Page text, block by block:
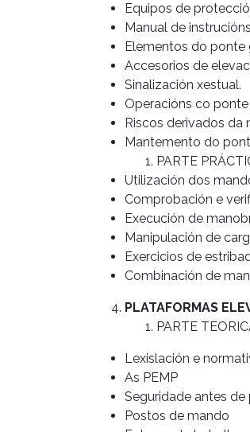
Equipos de
Manual de
Elementos do ponte
Accesorios de
Sinalización xestual.
Operacións co
Riscos derivados da
Mantemento do
PARTE
Utilización dos
Comprobación e
Execución de
Manipulación de
Exercicios de
Combinación de
PLATAFORMAS
PARTE
Lexislación e
As PEMP
Seguridade antes
Postos de mando